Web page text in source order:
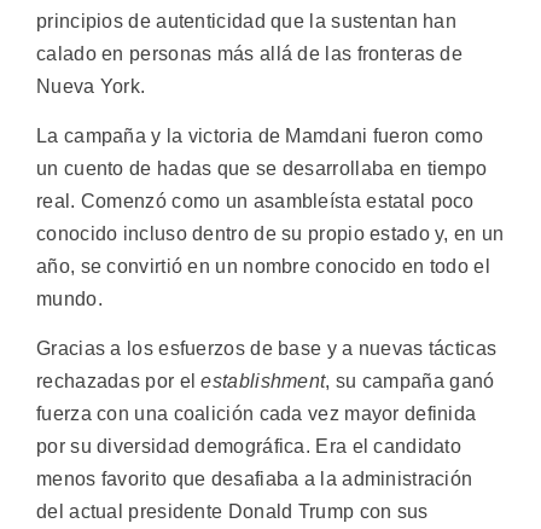
principios de autenticidad que la sustentan han
calado en personas más allá de las fronteras de
Nueva York.
La campaña y la victoria de Mamdani fueron como
un cuento de hadas que se desarrollaba en tiempo
real. Comenzó como un asambleísta estatal poco
conocido incluso dentro de su propio estado y, en un
año, se convirtió en un nombre conocido en todo el
mundo.
Gracias a los esfuerzos de base y a nuevas tácticas
rechazadas por elestablishment, su campaña ganó
fuerza con una coalición cada vez mayor definida
por su diversidad demográfica. Era el candidato
menos favorito que desafiaba a la administración
del actual presidente Donald Trump con sus